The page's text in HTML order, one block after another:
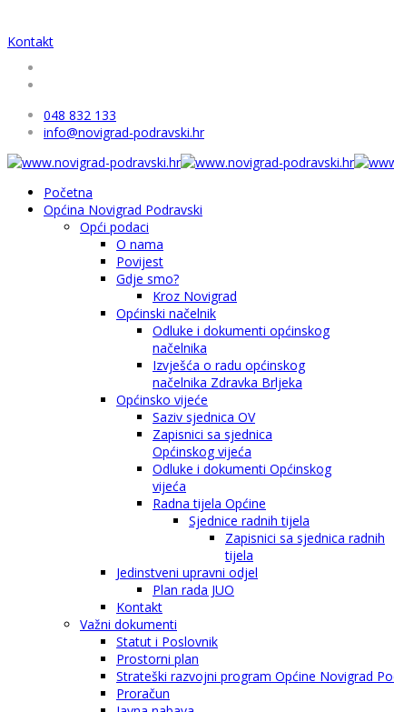
Kontakt
048 832 133
info@novigrad-podravski.hr
Početna
Općina Novigrad Podravski
Opći podaci
O nama
Povijest
Gdje smo?
Kroz Novigrad
Općinski načelnik
Odluke i dokumenti općinskog
načelnika
Izvješća o radu općinskog
načelnika Zdravka Brljeka
Općinsko vijeće
Saziv sjednica OV
Zapisnici sa sjednica
Općinskog vijeća
Odluke i dokumenti Općinskog
vijeća
Radna tijela Općine
Sjednice radnih tijela
Zapisnici sa sjednica radnih
tijela
Jedinstveni upravni odjel
Plan rada JUO
Kontakt
Važni dokumenti
Statut i Poslovnik
Prostorni plan
Strateški razvojni program Općine Novigrad
Proračun